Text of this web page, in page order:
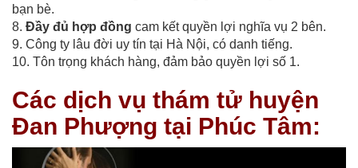
bạn bè.
8. Đầy đủ hợp đồng cam kết quyền lợi nghĩa vụ 2 bên.
9. Công ty lâu đời uy tín tại Hà Nội, có danh tiếng.
10. Tôn trọng khách hàng, đảm bảo quyền lợi số 1.
Các dịch vụ thám tử huyện
Đan Phượng tại Phúc Tâm: